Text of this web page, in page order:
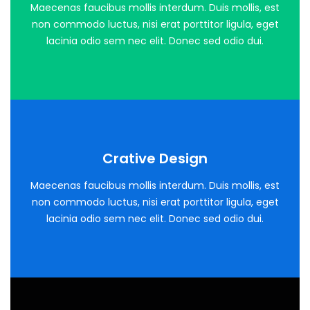
Title Back
Maecenas faucibus mollis interdum. Duis mollis, est
non commodo luctus, nisi erat porttitor ligula, eget
lacinia odio sem nec elit. Donec sed odio dui.
Title Back
Crative Design
Maecenas faucibus mollis interdum. Duis mollis, est
non commodo luctus, nisi erat porttitor ligula, eget
lacinia odio sem nec elit. Donec sed odio dui.